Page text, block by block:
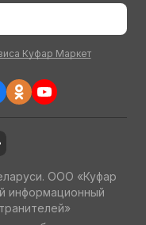
Куфар Маркет
ООО «Куфар
информационный